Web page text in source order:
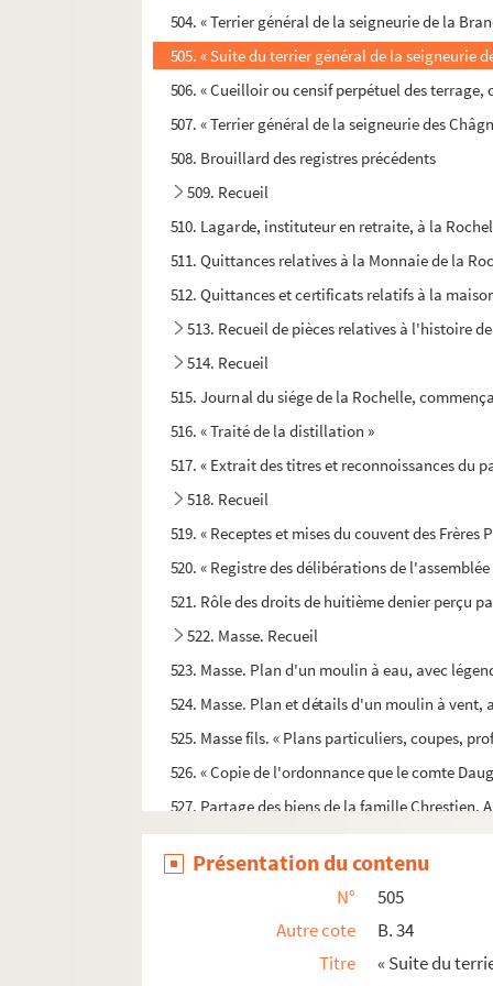
504. « Terrier général de la seigneurie de la
505. « Suite du terrier général de la seigneurie
506. « Cueilloir ou censif perpétuel des
507. « Terrier général de la seigneurie des
508. Brouillard des registres précédents
509. Recueil
510. Lagarde, instituteur en retraite, à la
511. Quittances relatives à la Monnaie de la
512. Quittances et certificats relatifs à la
513. Recueil de pièces relatives à l'histoire
514. Recueil
515. Journal du siége de la Rochelle,
516. « Traité de la distillation »
517. « Extrait des titres et reconnoissances du
518. Recueil
519. « Receptes et mises du couvent des
520. « Registre des délibérations de
521. Rôle des droits de huitième denier perçu
522. Masse. Recueil
523. Masse. Plan d'un moulin à eau, avec
524. Masse. Plan et détails d'un moulin à
525. Masse fils. « Plans particuliers, coupes,
526. « Copie de l'ordonnance que le comte
527. Partage des biens de la famille Chrestien.
528. Masse. « Histoire abrégée de la Rochelle »
529. Boudet (Dom). « Histoire de l'abbaye de
530. Recueil de copies et d'analyses de
531. Recueil de pièces concernant Saint-
532. Brillouin. « Pons, du Xesiècle au XVIesiècle
Présentation du contenu
N°
505
Autre cote
B. 34
Titre
« Suite du